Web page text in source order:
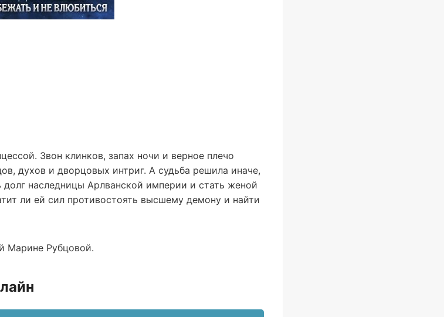
Звон клинков, запах ночи и верное плечо
духов и дворцовых интриг. А судьба решила иначе,
долг наследницы Арлванской империи и стать женой
ли ей сил противостоять высшему демону и найти
Марине Рубцовой.